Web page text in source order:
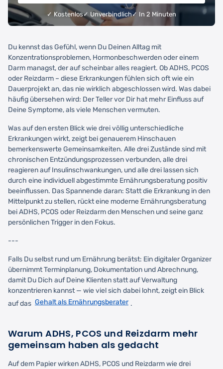
✓ Kostenlos✓ Unverbindlich✓ In 2 Minuten
Du kennst das Gefühl, wenn Du Deinen Alltag mit
Konzentrationsproblemen, Hormonbeschwerden oder einem
Darm managst, der auf scheinbar alles reagiert. Ob ADHS, PCOS
oder Reizdarm – diese Erkrankungen fühlen sich oft wie ein
Dauerprojekt an, das nie wirklich abgeschlossen wird. Was dabei
häufig übersehen wird: Der Teller vor Dir hat mehr Einfluss auf
Deine Symptome, als viele Menschen vermuten.
Was auf den ersten Blick wie drei völlig unterschiedliche
Erkrankungen wirkt, zeigt bei genauerem Hinschauen
bemerkenswerte Gemeinsamkeiten. Alle drei Zustände sind mit
chronischen Entzündungsprozessen verbunden, alle drei
reagieren auf Insulinschwankungen, und alle drei lassen sich
durch eine individuell abgestimmte Ernährungsberatung positiv
beeinflussen. Das Spannende daran: Statt die Erkrankung in den
Mittelpunkt zu stellen, rückt eine moderne Ernährungsberatung
bei ADHS, PCOS oder Reizdarm den Menschen und seine ganz
persönlichen Trigger in den Fokus.
---
Falls Du selbst rund um Ernährung berätst: Ein digitaler Organizer
übernimmt Terminplanung, Dokumentation und Abrechnung,
damit Du Dich auf Deine Klienten statt auf Verwaltung
konzentrieren kannst — wie viel sich dabei lohnt, zeigt ein Blick
auf das Gehalt als Ernährungsberater .
Warum ADHS, PCOS und Reizdarm mehr
gemeinsam haben als gedacht
Auf dem Papier wirken ADHS, PCOS und Reizdarm wie drei